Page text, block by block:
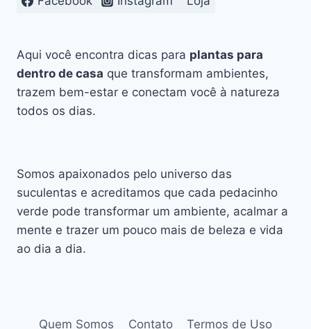
Aqui você encontra dicas para plantas para
dentro de casa que transformam ambientes,
trazem bem-estar e conectam você à natureza
todos os dias.
Somos apaixonados pelo universo das
suculentas e acreditamos que cada pedacinho
verde pode transformar um ambiente, acalmar a
mente e trazer um pouco mais de beleza e vida
ao dia a dia.
Quem Somos Contato Termos de Uso